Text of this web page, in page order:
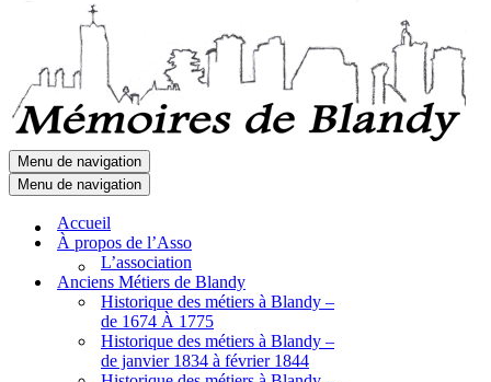
Menu de navigation
Menu de navigation
Accueil
À propos de l’Asso
L’association
Anciens Métiers de Blandy
Historique des métiers à Blandy –
de 1674 À 1775
Historique des métiers à Blandy –
de janvier 1834 à février 1844